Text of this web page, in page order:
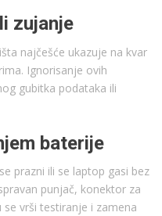
zujanje
najčešće ukazuje na kvar
Ignorisanje ovih
gubitka podataka ili
baterije
prazni ili se laptop gasi bez
punjač, konektor za
vrši testiranje i zamena